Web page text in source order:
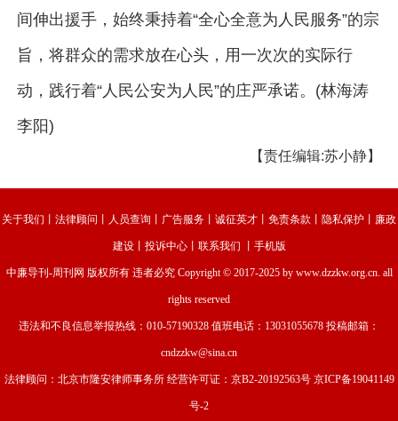
间伸出援手，始终秉持着“全心全意为人民服务”的宗
旨，将群众的需求放在心头，用一次次的实际行
动，践行着“人民公安为人民”的庄严承诺。(林海涛
李阳)
【责任编辑:苏小静】
关于我们 法律顾问 人员查询 广告服务 诚征英才 免责条款 隐私保护 廉政
建设丨 投诉中心丨 联系我们 手机版
中廉导刊-周刊网 版权所有 违者必究 Copyright © 2017-2025 by www.dzzkw.org.cn. all
rights reserved
违法和不良信息举报热线：010-57190328 值班电话：13031055678 投稿邮箱：
cndzzkw@sina.cn
法律顾问：北京市隆安律师事务所 经营许可证： 京B2-20192563号 京ICP备19041149
号-2